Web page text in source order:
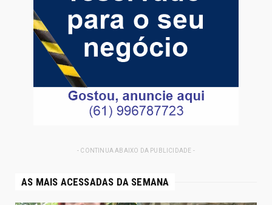
- CONTINUA ABAIXO DA PUBLICIDADE -
AS MAIS ACESSADAS DA SEMANA